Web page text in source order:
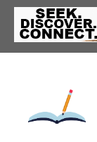
Saltar
contenido